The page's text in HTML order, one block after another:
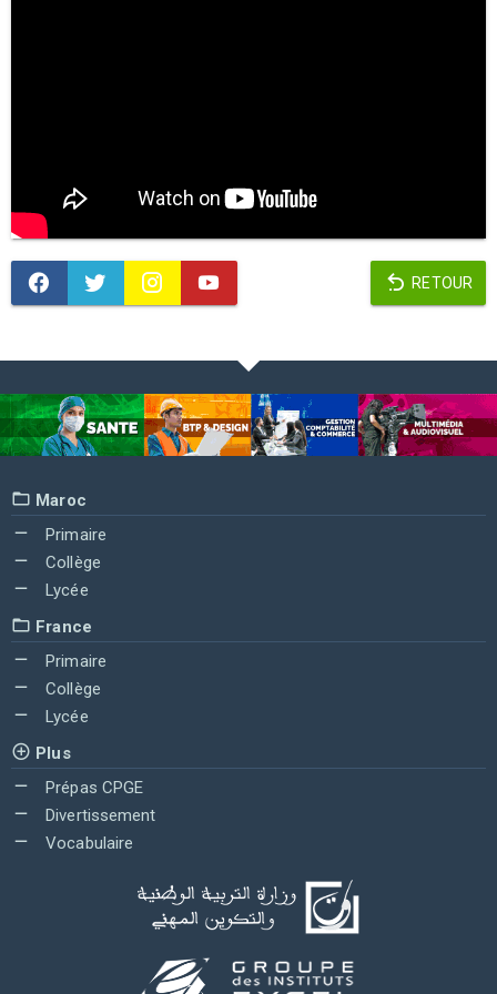
RETOUR
Maroc
Primaire
Collège
Lycée
France
Primaire
Collège
Lycée
Plus
Prépas CPGE
Divertissement
Vocabulaire